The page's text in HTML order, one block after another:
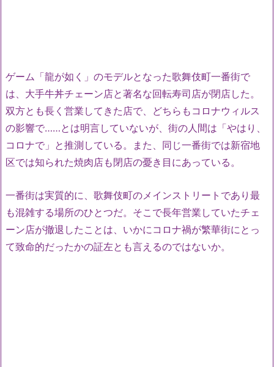
ゲーム「龍が如く」のモデルとなった歌舞伎町一番街で
は、大手牛丼チェーン店と著名な回転寿司店が閉店した。
双方とも長く営業してきた店で、どちらもコロナウィルス
の影響で……とは明言していないが、街の人間は「やはり、
コロナで」と推測している。また、同じ一番街では新宿地
区では知られた焼肉店も閉店の憂き目にあっている。
一番街は実質的に、歌舞伎町のメインストリートであり最
も混雑する場所のひとつだ。そこで長年営業していたチェ
ーン店が撤退したことは、いかにコロナ禍が繁華街にとっ
て致命的だったかの証左とも言えるのではないか。